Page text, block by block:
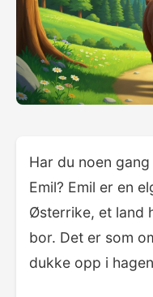
Har du noen
Emil? Emil er en
Østerrike, et land
bor. Det er som
dukke opp i